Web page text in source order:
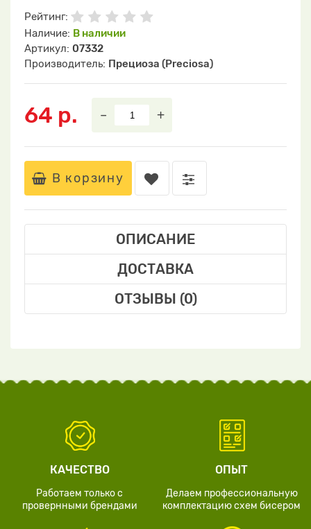
Рейтинг:
Наличие: В наличии
Артикул: 07332
Производитель: Прециоза (Preciosa)
64 р. – +
В корзину
ОПИСАНИЕ
ДОСТАВКА
ОТЗЫВЫ (0)
КАЧЕСТВО
Работаем только с
провернными брендами
ОПЫТ
Делаем профессиональную
комплектацию схем бисером